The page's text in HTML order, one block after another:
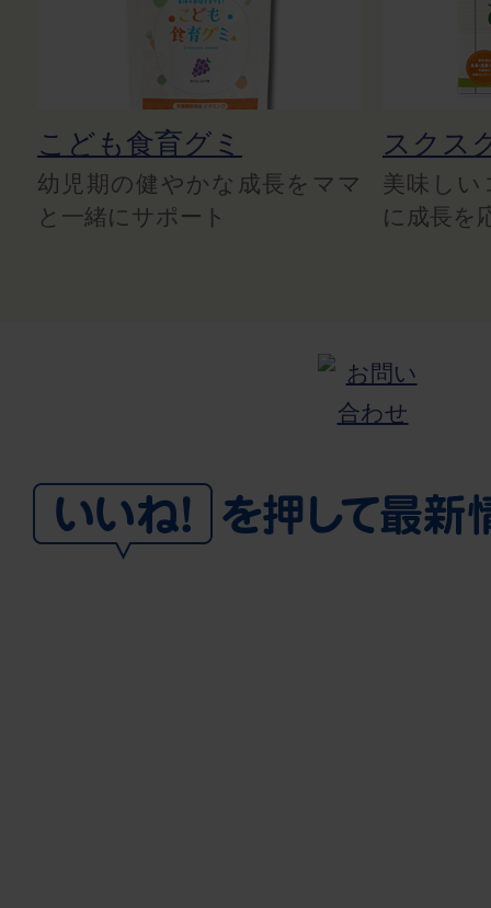
こども食育グミ
幼児期の健やかな成長をママ
と一緒にサポート
スクス
美味しい
に成長を